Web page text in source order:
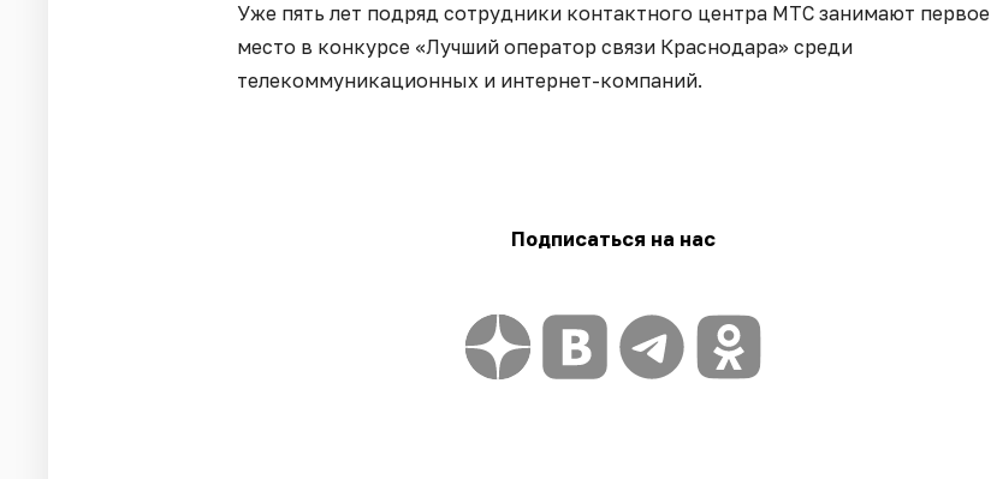
Уже пять лет подряд сотрудники контактного центра МТС занимают первое
место в конкурсе «Лучший оператор связи Краснодара» среди
телекоммуникационных и интернет-компаний.
Подписаться на нас